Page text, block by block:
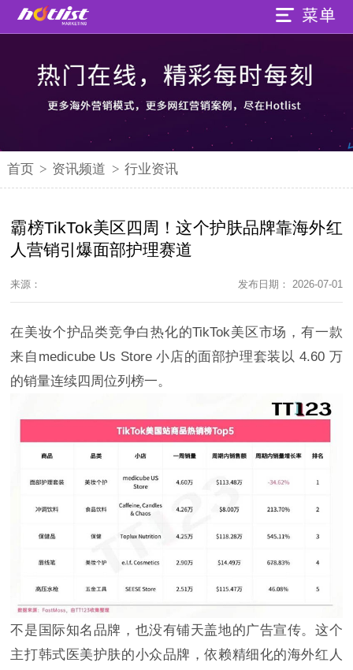
首页 > 资讯频道 > 行业资讯
霸榜TikTok美区四周！这个护肤品牌靠海外红
人营销引爆面部护理赛道
来源： 发布日期： 2026-07-01
在美妆个护品类竞争白热化的TikTok美区市场，有一款
来自medicube Us Store 小店的面部护理套装以 4.60 万
的销量连续四周位列榜一。
不是国际知名品牌，也没有铺天盖地的广告宣传。这个
主打韩式医美护肤的小众品牌，依赖精细化的海外红人